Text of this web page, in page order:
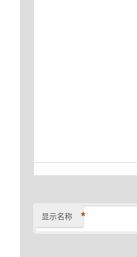
显示名称 *